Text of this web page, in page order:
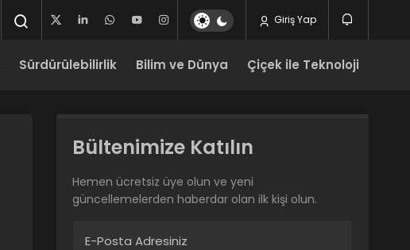
Giriş Yap
Sürdürülebilirlik Bilim ve Dünya Çiçek ile Teknoloji
Bültenimize Katılın
Hemen ücretsiz üye olun ve yeni
güncellemelerden haberdar olan ilk kişi olun.
E-Posta Adresiniz